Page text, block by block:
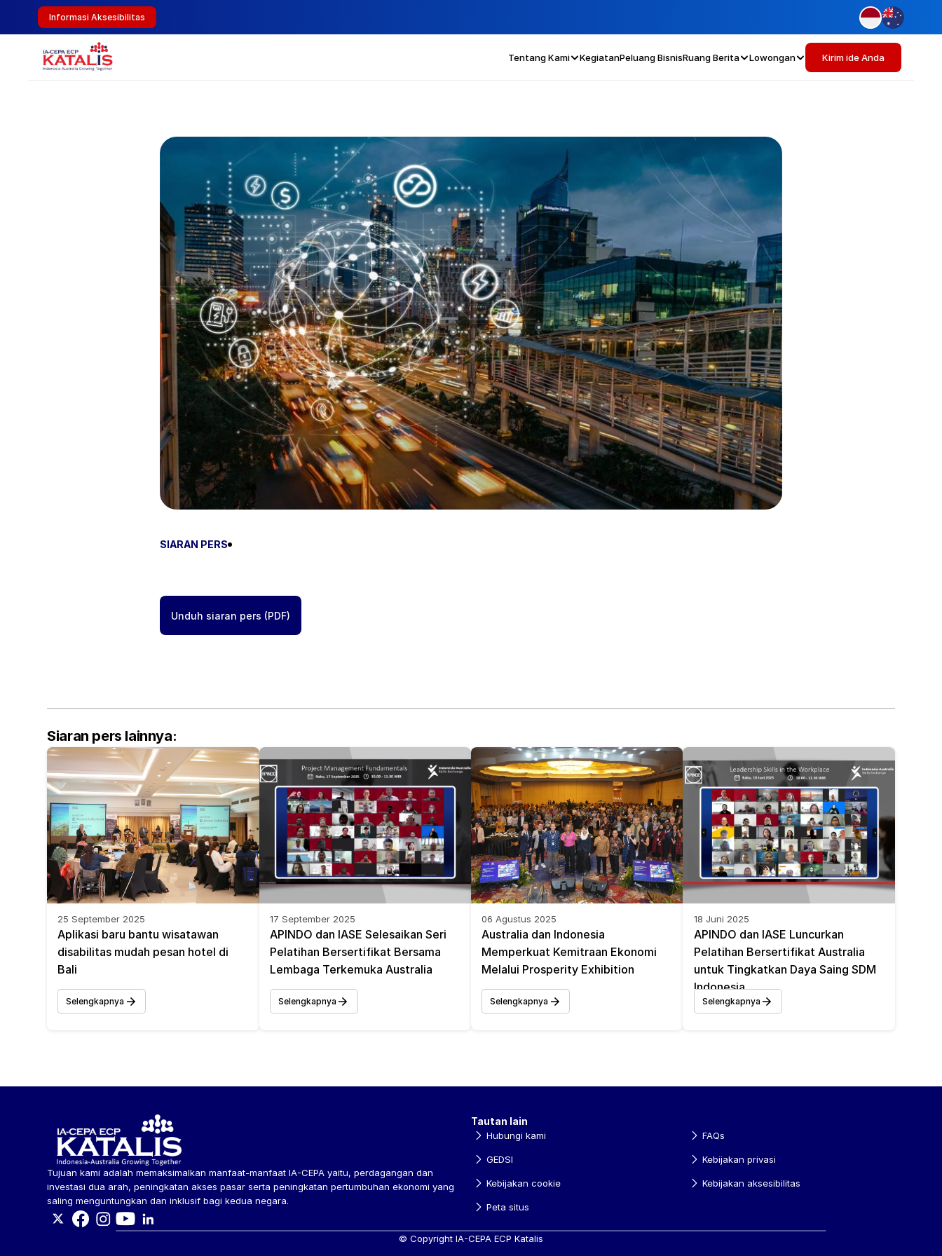
Informasi Aksesibilitas
Tentang Kami KegiatanPeluang BisnisRuang Berita Lowongan Kirim ide Anda
SIARAN PERS
Unduh siaran pers (PDF)
Siaran pers lainnya:
25 September 2025
Aplikasi baru bantu wisatawan
disabilitas mudah pesan hotel di
Bali
Selengkapnya
17 September 2025
APINDO dan IASE Selesaikan Seri
Pelatihan Bersertifikat Bersama
Lembaga Terkemuka Australia
Selengkapnya
06 Agustus 2025
Australia dan Indonesia
Memperkuat Kemitraan Ekonomi
Melalui Prosperity Exhibition
Selengkapnya
18 Juni 2025
APINDO dan IASE Luncurkan
Pelatihan Bersertifikat Australia
untuk Tingkatkan Daya Saing SDM
Indonesia
Selengkapnya
Tujuan kami adalah memaksimalkan manfaat-manfaat IA-CEPA yaitu, perdagangan dan
investasi dua arah, peningkatan akses pasar serta peningkatan pertumbuhan ekonomi yang
saling menguntungkan dan inklusif bagi kedua negara.
Tautan lain
Hubungi kami FAQs
GEDSI Kebijakan privasi
Kebijakan cookie Kebijakan aksesibilitas
Peta situs
© Copyright IA-CEPA ECP Katalis